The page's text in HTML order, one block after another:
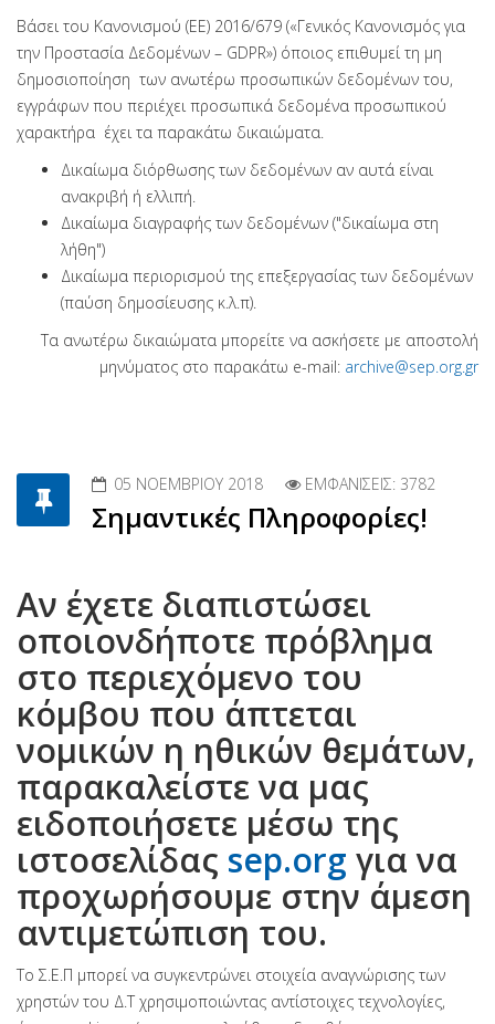
Βάσει του Κανονισμού (ΕΕ) 2016/679 («Γενικός Κανονισμός για
την Προστασία Δεδομένων – GDPR») όποιος επιθυμεί τη μη
δημοσιοποίηση των ανωτέρω προσωπικών δεδομένων του,
εγγράφων που περιέχει προσωπικά δεδομένα προσωπικού
χαρακτήρα έχει τα παρακάτω δικαιώματα.
Δικαίωμα διόρθωσης των δεδομένων αν αυτά είναι
ανακριβή ή ελλιπή.
Δικαίωμα διαγραφής των δεδομένων ("δικαίωμα στη
λήθη")
Δικαίωμα περιορισμού της επεξεργασίας των δεδομένων
(παύση δημοσίευσης κ.λ.π).
Τα ανωτέρω δικαιώματα μπορείτε να ασκήσετε με αποστολή
μηνύματος στο παρακάτω e-mail: archive@sep.org.gr
05 ΝΟΕΜΒΡΊΟΥ 2018 ΕΜΦΑΝΊΣΕΙΣ: 3782
Σημαντικές Πληροφορίες!
Αν έχετε διαπιστώσει
οποιονδήποτε πρόβλημα
στο περιεχόμενο του
κόμβου που άπτεται
νομικών η ηθικών θεμάτων,
παρακαλείστε να μας
ειδοποιήσετε μέσω της
ιστοσελίδας sep.org για να
προχωρήσουμε στην άμεση
αντιμετώπιση του.
Το Σ.Ε.Π μπορεί να συγκεντρώνει στοιχεία αναγνώρισης των
χρηστών του Δ.Τ χρησιμοποιώντας αντίστοιχες τεχνολογίες,